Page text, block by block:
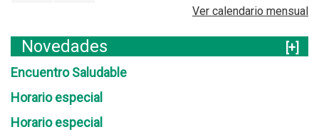
Ver calendario mensual
Novedades
[+]
Encuentro Saludable
Horario especial
Horario especial